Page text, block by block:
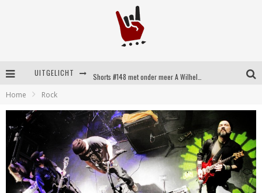
UITGELICHT
Shorts #149 met onder meer No Cure, Eva Under Fire, The Hu en Sleeping With Sirens
Home Rock